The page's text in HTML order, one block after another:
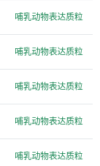
哺乳动物表达质粒
哺乳动物表达质粒
哺乳动物表达质粒
哺乳动物表达质粒
哺乳动物表达质粒